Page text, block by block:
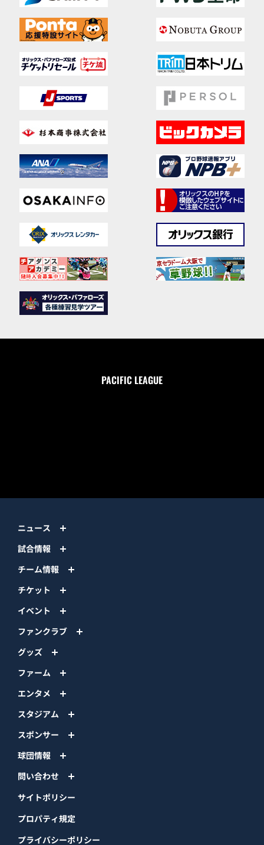
試合情報
チーム情報
チケット
イベント
ファンクラブ
グッズ
ファーム
エンタメ
スタジアム
スポンサー
球団情報
問い合わせ
サイトポリシー
プロパティ規定
プライバシーポリシー
BPB DX